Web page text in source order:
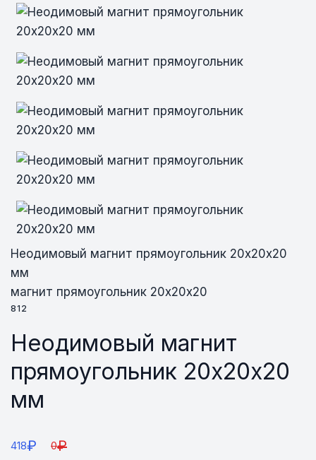
20х20х20 мм
20х20х20 мм
20х20х20 мм
20х20х20 мм
20х20х20 мм
Неодимовый магнит прямоугольник 20х20х20
мм
магнит прямоугольник 20х20х20
812
Неодимовый магнит
прямоугольник 20х20х20
мм
418₽ 0₽